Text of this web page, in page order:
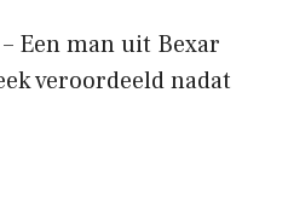
– Een man uit Bexar
veroordeeld nadat